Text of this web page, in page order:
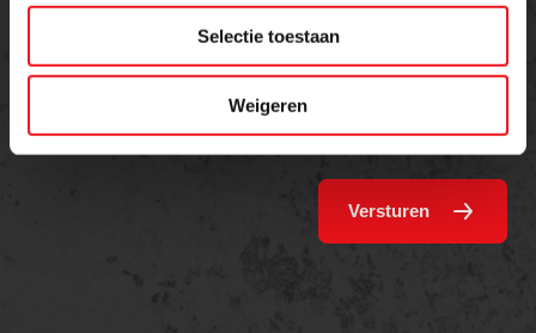
Selectie toestaan
Weigeren
Versturen